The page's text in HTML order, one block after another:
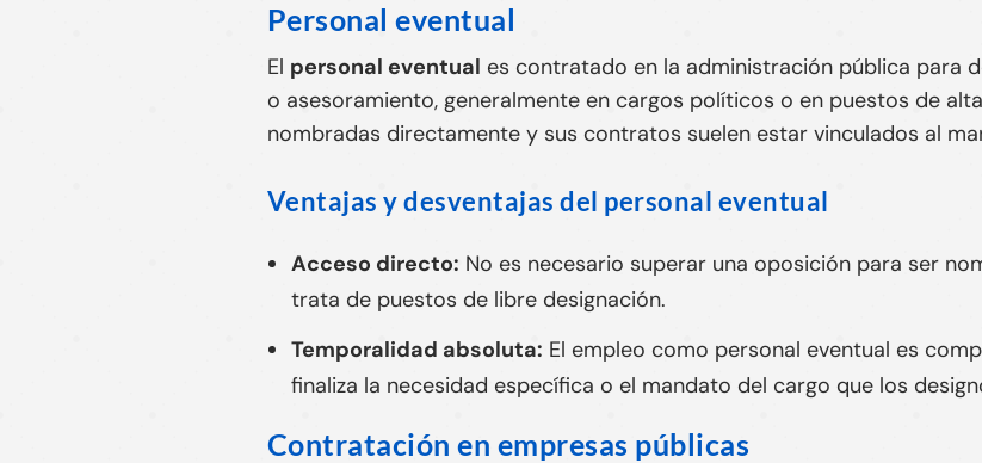
Personal eventual
El personal eventual es contratado en la administración pública para
o asesoramiento, generalmente en cargos políticos o en puestos de
nombradas directamente y sus contratos suelen estar vinculados al
Ventajas y desventajas del personal eventual
Acceso directo: No es necesario superar una oposición para ser
trata de puestos de libre designación.
Temporalidad absoluta: El empleo como personal eventual es
finaliza la necesidad específica o el mandato del cargo que los
Contratación en empresas públicas